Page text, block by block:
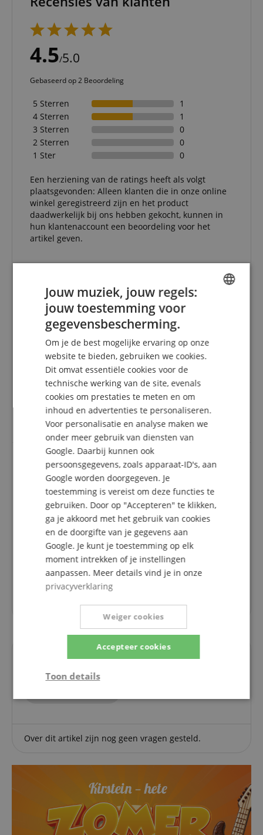
4.5/5.0
Gebaseerd op 2 Beoordeling
5 Sterren
1
4 Sterren
1
3 Sterren
0
2 Sterren
0
1 Ster
0
Een herziening van de ratings heeft als volgt
plaatsgevonden: Alleen klanten die in onze online
winkel geregistreerd zijn en het product
daadwerkelijk bij ons hebben gekocht, kunnen in
hun klantenaccount een beoordeling voor het
artikel geven.
Stevige, stabiele muzikantenkruk
Beoordeling doorRolandop 10.12.2021
VariantGibson Playing Bar Stool 24" Short Gitaarkruk
geverifieerde aankoop
Snelle levering, de montage is snel gedaan (één paar
de vulling aan de rand van de zitting zou beter
kunnen.
Zitting 34 cm diameter, dun bedrukt logo, zithoogte 60
cm, voetsteun 30 cm.
Praktisch en nuttig, niet alleen voor gitaar
Beoordeling doorDenisop 08.09.2021
VariantGibson Playing Bar Stool 24" Short Gitaarkruk
Deze beoordeling is automatisch vertaald. Originele taal
geverifieerde aankoop
Ik heb de laatste ingetypt en ik vind de kruk echt leuk.
Het krukje is ook handig voor het toetsenbord of om
gewoon op te zitten. Ik ben ook blij dat ik de kruk met
een hoogte van 24 inch heb genomen, zodat de kruk
visueel en ruimtelijk niet zo veel ruimte inneemt.
Dank u voor dit, Kirstein team. Denis.
Vragen over dit artikel
Over dit artikel zijn nog geen vragen gesteld.
ITALIAN
SPANISH
Jouw muziek, jouw regels:
jouw toestemming voor
gegevensbescherming.
Om je de best mogelijke ervaring op onze
website te bieden, gebruiken we cookies.
Dit omvat essentiële cookies voor de
technische werking van de site, evenals
cookies om prestaties te meten en om
inhoud en advertenties te personaliseren.
Voor personalisatie en analyse maken we
onder meer gebruik van diensten van
Google. Daarbij kunnen ook
persoonsgegevens, zoals apparaat-ID's, aan
Google worden doorgegeven. Je
toestemming is vereist om deze functies te
gebruiken. Door op "Accepteren" te klikken,
ga je akkoord met het gebruik van cookies
en de doorgifte van je gegevens aan
Google. Je kunt je toestemming op elk
moment intrekken of je instellingen
aanpassen. Meer details vind je in onze
privacyverklaring
Accepteer cookies
Weiger cookies
Toon details
Strikt
Prestatie Gericht op
geclassificeerd